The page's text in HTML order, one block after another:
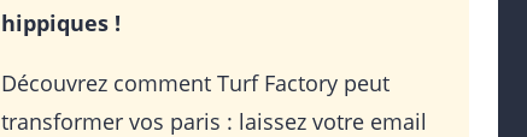
hippiques !
Découvrez comment Turf Factory peut
transformer vos paris : laissez votre email